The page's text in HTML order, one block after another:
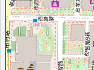
ルメリディア
台北に位置するルメ
をご提供いたします。
台湾
台北
開業:2010
最低価